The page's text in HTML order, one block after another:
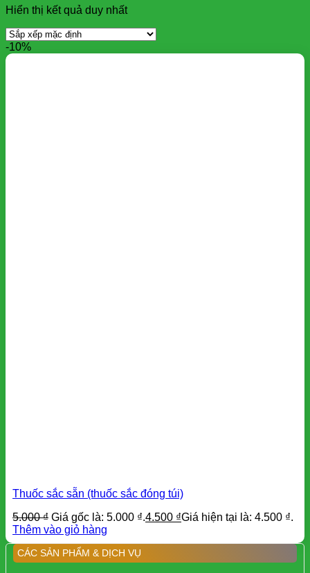
Hiển thị kết quả duy nhất
-10%
Thuốc sắc sẵn (thuốc sắc đóng túi)
5.000₫ Giá gốc là: 5.000 ₫.4.500 ₫Giá hiện tại là: 4.500 ₫.
Thêm vào giỏ hàng
CÁC SẢN PHẨM & DỊCH VỤ